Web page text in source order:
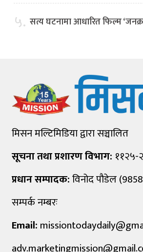
५. सत्य घटनामा आधारित फिल्म
मिसन मल्टिमिडिया द्वारा सञ्चालित
सूचना तथा प्रशारण विभाग:
प्रधान सम्पादक:विनोद पौडेल
सम्पर्क नम्बरः
Email: